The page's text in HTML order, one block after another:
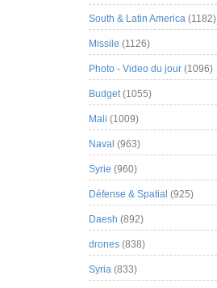
South & Latin America (1182)
Missile (1126)
Photo - Video du jour (1096)
Budget(1055)
Mali (1009)
Naval (963)
Syrie (960)
Défense & Spatial (925)
Daesh (892)
drones (838)
Syria (833)